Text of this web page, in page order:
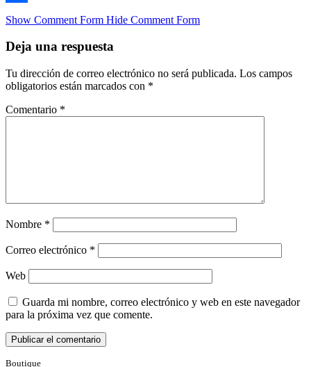
Compartir
Show Comment Form Hide Comment Form
Deja una respuesta
Tu dirección de correo electrónico no será publicada. Los campos
obligatorios están marcados con *
Comentario *
Nombre *
Correo electrónico *
Web
Guarda mi nombre, correo electrónico y web en este navegador
para la próxima vez que comente.
Boutique